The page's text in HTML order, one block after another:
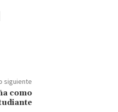
siguiente
como